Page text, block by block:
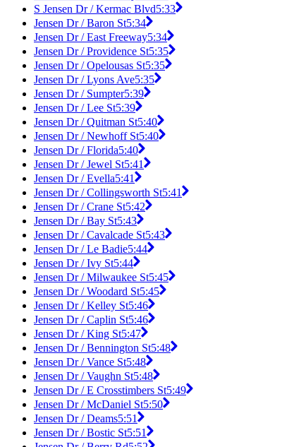
S Jensen Dr / Kermac Blvd5:33
Jensen Dr / Baron St5:34
Jensen Dr / East Freeway5:34
Jensen Dr / Providence St5:35
Jensen Dr / Opelousas St5:35
Jensen Dr / Lyons Ave5:35
Jensen Dr / Sumpter5:39
Jensen Dr / Lee St5:39
Jensen Dr / Quitman St5:40
Jensen Dr / Newhoff St5:40
Jensen Dr / Florida5:40
Jensen Dr / Jewel St5:41
Jensen Dr / Evella5:41
Jensen Dr / Collingsworth St5:41
Jensen Dr / Crane St5:42
Jensen Dr / Bay St5:43
Jensen Dr / Cavalcade St5:43
Jensen Dr / Le Badie5:44
Jensen Dr / Ivy St5:44
Jensen Dr / Milwaukee St5:45
Jensen Dr / Woodard St5:45
Jensen Dr / Kelley St5:46
Jensen Dr / Caplin St5:46
Jensen Dr / King St5:47
Jensen Dr / Bennington St5:48
Jensen Dr / Vance St5:48
Jensen Dr / Vaughn St5:48
Jensen Dr / E Crosstimbers St5:49
Jensen Dr / McDaniel St5:50
Jensen Dr / Deams5:51
Jensen Dr / Bostic St5:51